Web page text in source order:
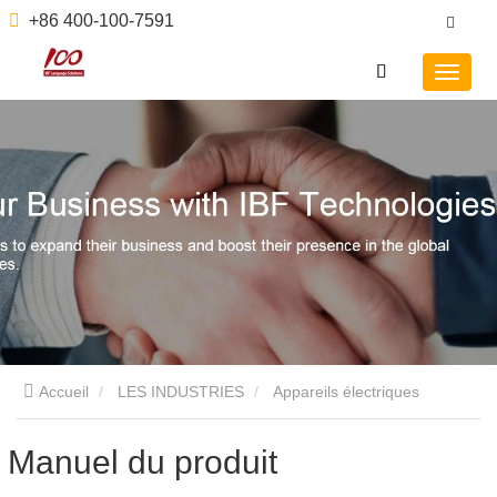
+86 400-100-7591
Accueil LES INDUSTRIES Appareils électriques
Manuel du produit